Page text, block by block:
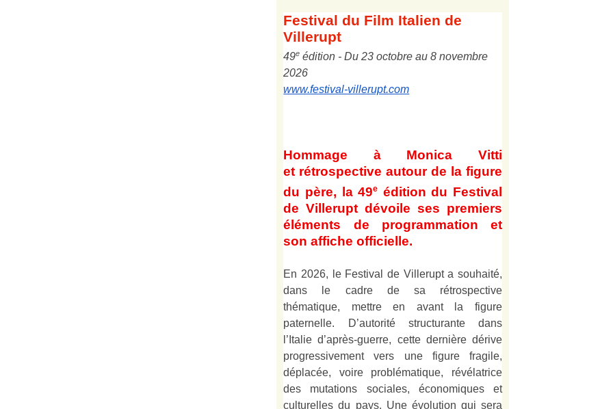
Festival du Film Italien de
Villerupt
49e édition - Du 23 octobre au 8 novembre
2026
www.festival-villerupt.com
Hommage à Monica Vitti
et rétrospective autour de la figure
du père, la 49e édition du Festival
de Villerupt dévoile ses premiers
éléments de programmation et
son affiche officielle.
En 2026, le Festival de Villerupt a souhaité,
dans le cadre de sa rétrospective
thématique, mettre en avant la figure
paternelle. D’autorité structurante dans
l’Italie d’après-guerre, cette dernière dérive
progressivement vers une figure fragile,
déplacée, voire problématique, révélatrice
des mutations sociales, économiques et
culturelles du pays. Une évolution qui sera